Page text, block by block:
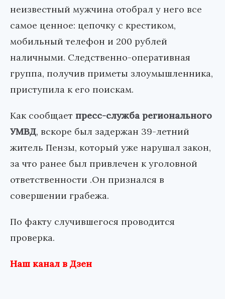
неизвестный мужчина отобрал у него все
самое ценное: цепочку с крестиком,
мобильный телефон и 200 рублей
наличными. Следственно-оперативная
группа, получив приметы злоумышленника,
приступила к его поискам.
Как сообщает пресс-служба регионального
УМВД, вскоре был задержан 39-летний
житель Пензы, который уже нарушал закон,
за что ранее был привлечен к уголовной
ответственности .Он признался в
совершении грабежа.
По факту случившегося проводится
проверка.
Наш канал в Дзен